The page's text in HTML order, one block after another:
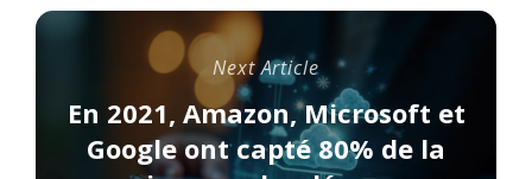
Next Article
En 2021, Amazon, Microsoft et
Google ont capté 80% de la